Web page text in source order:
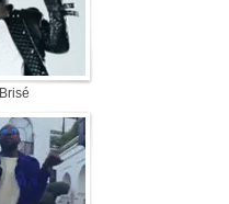
Brisé